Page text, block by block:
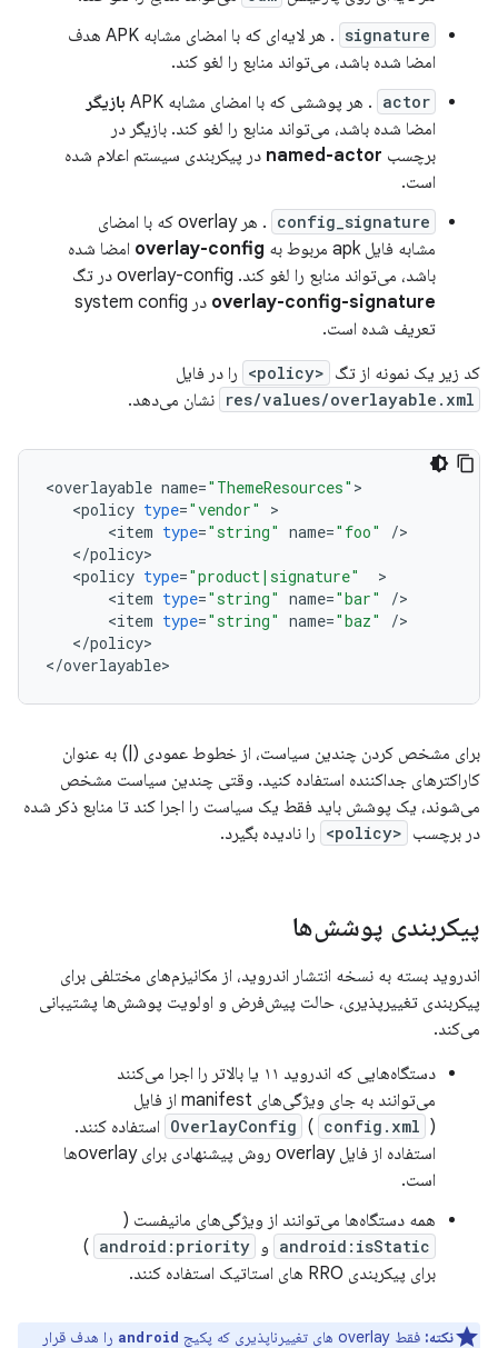
signature
. هر لایه‌ای که با امضای مشابه APK هدف
امضا شده باشد، می‌تواند منابع را لغو کند.
actor . هر پوششی که با امضای مشابه APK
بازیگر
امضا شده باشد، می‌تواند منابع را لغو کند. بازیگر در
برچسب named-actor در پیکربندی سیستم اعلام شده
است.
config_signature
. هر overlay که با امضای
مشابه فایل apk مربوط به
overlay-config امضا شده
باشد، می‌تواند منابع را لغو کند. overlay-config در تگ
overlay-config-signature
در system config
تعریف شده است.
کد زیر یک نمونه از تگ <policy> را در فایل
res/values/overlayable.xml نشان می‌دهد.
<overlayable name="ThemeResources"
<policy type="vendor"
<item type="string" name="foo" /
</policy
<policy type="product|signature"
<item type="string" name="bar" /
<item type="string" name="baz" /
</policy>
</overlayable
برای مشخص کردن چندین سیاست، از خطوط عمودی (|) به عنوان
کاراکترهای جداکننده استفاده کنید. وقتی چندین سیاست مشخص
می‌شوند، یک پوشش باید فقط یک سیاست را اجرا کند تا منابع ذکر شده
در برچسب <policy> را نادیده بگیرد.
پیکربندی پوشش‌ها
اندروید بسته به نسخه انتشار اندروید، از مکانیزم‌های مختلفی برای
پیکربندی تغییرپذیری، حالت پیش‌فرض و اولویت پوشش‌ها پشتیبانی
می‌کند.
دستگاه‌هایی که اندروید ۱۱ یا بالاتر را اجرا می‌کنند
می‌توانند به جای ویژگی‌های manifest از فایل
OverlayConfig ( config.xml
) استفاده کنند.
استفاده از فایل overlay روش پیشنهادی برای overlayها
است.
همه دستگاه‌ها می‌توانند از ویژگی‌های مانیفست (
android:isStatic و android:priority
)
برای پیکربندی RRO های استاتیک استفاده کنند.
نکته: فقط overlay های تغییرناپذیری که پکیج android را هدف قرار